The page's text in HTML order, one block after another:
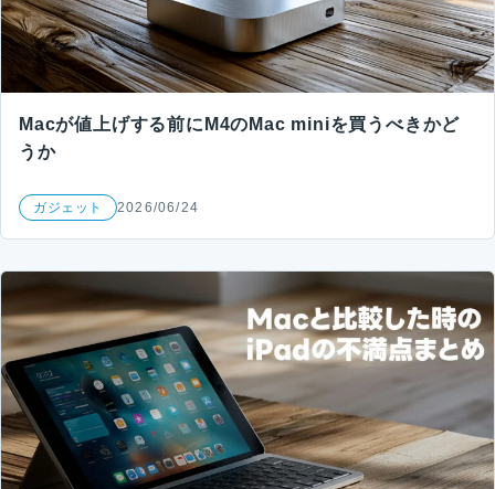
Macが値上げする前にM4のMac miniを買うべきかど
うか
ガジェット 2026/06/24